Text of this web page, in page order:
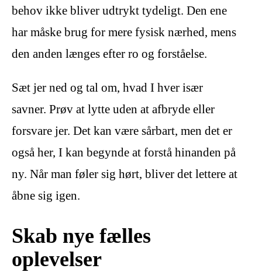
behov ikke bliver udtrykt tydeligt. Den ene
har måske brug for mere fysisk nærhed, mens
den anden længes efter ro og forståelse.
Sæt jer ned og tal om, hvad I hver især
savner. Prøv at lytte uden at afbryde eller
forsvare jer. Det kan være sårbart, men det er
også her, I kan begynde at forstå hinanden på
ny. Når man føler sig hørt, bliver det lettere at
åbne sig igen.
Skab nye fælles
oplevelser